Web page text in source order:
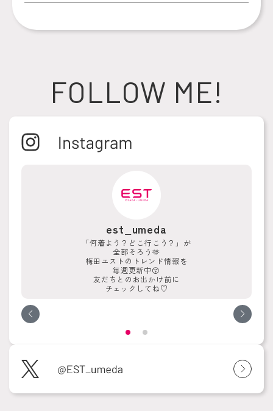
FOLLOW ME!
est_umeda
「何着よう？どこ行こう？」が
全部そろう🫶
梅田エストのトレンド情報を
毎週更新中😚
友だちとのお出かけ前に
チェックしてね♡